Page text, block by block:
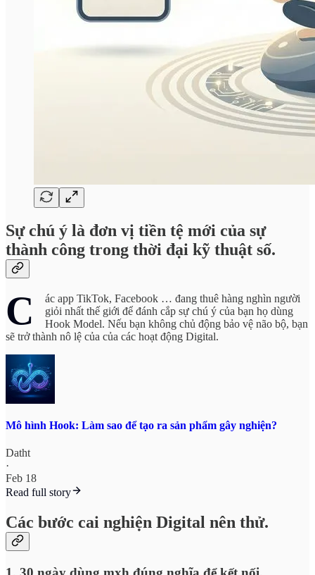
Sự chú ý là đơn vị tiền tệ mới của sự
thành công trong thời đại kỹ thuật số.
C
ác app TikTok, Facebook … đang thuê hàng nghìn người
giỏi nhất thế giới để đánh cắp sự chú ý của bạn họ dùng
Hook Model. Nếu bạn không chủ động bảo vệ não bộ, bạn
sẽ trở thành nô lệ của của các hoạt động Digital.
Mô hình Hook: Làm sao để tạo ra sản phẩm gây nghiện?
Datht
·
Feb 18
Read full story
Các bước cai nghiện Digital nên thử.